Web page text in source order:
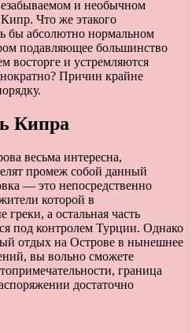
и необычном
Что же этакого
бы абсолютно нормальном
подавляющее большинство
восторге и устремляются
Причин крайне
Кипра
весьма интересна,
промеж собой данный
— это непосредственно
которой в
а остальная часть
под контролем Турции. Однако
отдых на Острове в нынешнее
вы вольно сможете
граница
достаточно